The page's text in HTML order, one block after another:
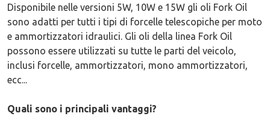
Disponibile nelle versioni 5W, 10W e 15W gli oli Fork Oil
sono adatti per tutti i tipi di forcelle telescopiche per moto
e ammortizzatori idraulici. Gli oli della linea Fork Oil
possono essere utilizzati su tutte le parti del veicolo,
inclusi forcelle, ammortizzatori, mono ammortizzatori,
ecc...
Quali sono i principali vantaggi?